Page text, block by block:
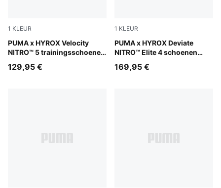
1 KLEUR
PUMA x HYROX Velocity
NITRO™ 5 trainingsschoenen
Intense Mint-Light Lavender
129,95 €
1 KLEUR
PUMA x HYROX Deviate
NITRO™ Elite 4 schoenen
Pure Pink-PUMA White
169,95 €